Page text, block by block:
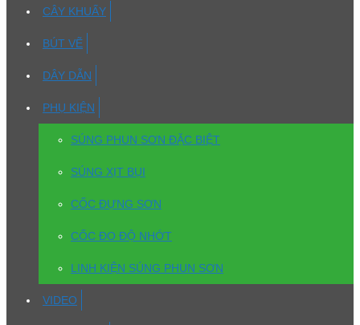
CÂY KHUẤY
BÚT VẼ
DÂY DẪN
PHỤ KIỆN
SÚNG PHUN SƠN ĐẶC BIỆT
SÚNG XỊT BỤI
CỐC ĐỰNG SƠN
CỐC ĐO ĐỘ NHỚT
LINH KIỆN SÚNG PHUN SƠN
VIDEO